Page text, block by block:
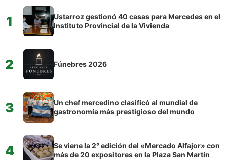
1
Ustarroz gestionó 40 casas para Mercedes en el
Instituto Provincial de la Vivienda
2 Fúnebres 2026
3
Un chef mercedino clasificó al mundial de
gastronomía más prestigioso del mundo
4
Se viene la 2° edición del «Mercado Alfajor» con
más de 20 expositores en la Plaza San Martín